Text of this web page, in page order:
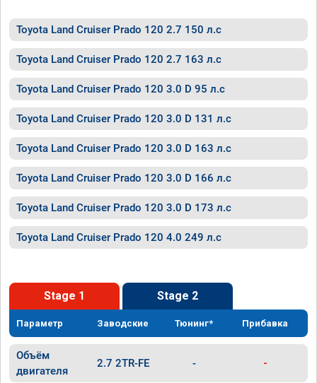
Toyota Land Cruiser Prado 120 2.7 150 л.с
Toyota Land Cruiser Prado 120 2.7 163 л.с
Toyota Land Cruiser Prado 120 3.0 D 95 л.с
Toyota Land Cruiser Prado 120 3.0 D 131 л.с
Toyota Land Cruiser Prado 120 3.0 D 163 л.с
Toyota Land Cruiser Prado 120 3.0 D 166 л.с
Toyota Land Cruiser Prado 120 3.0 D 173 л.с
Toyota Land Cruiser Prado 120 4.0 249 л.с
Stage 1 Stage 2
Параметр Заводские Тюнинг* Прибавка
Объём
двигателя
2.7 2TR-FE - -